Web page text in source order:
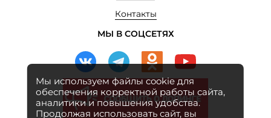
Контакты
МЫ В СОЦСЕТЯХ
Мы используем файлы cookie для
обеспечения корректной работы сайта,
аналитики и повышения удобства.
Продолжая использовать сайт, вы